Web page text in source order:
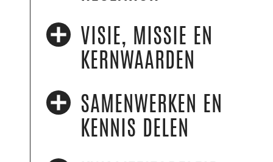
VISIE, MISSIE EN
KERNWAARDEN
SAMENWERKEN EN
KENNIS DELEN